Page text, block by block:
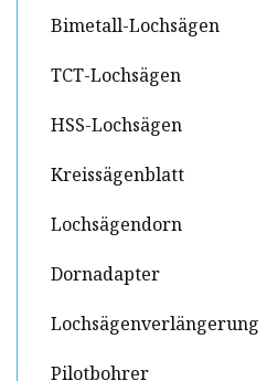
Bimetall-Lochsägen
TCT-Lochsägen
HSS-Lochsägen
Kreissägenblatt
Lochsägendorn
Dornadapter
Lochsägenverlängerung
Pilotbohrer